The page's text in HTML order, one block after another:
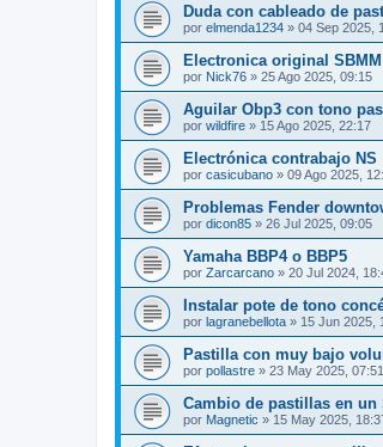
Duda con cableado de
por elmenda1234 » 04 Sep 2025,
Electronica original
por Nick76 » 25 Ago 2025, 09:15
Aguilar Obp3 con tono
por wildfire » 15 Ago 2025, 22:17
Electrónica contrabajo NS
por casicubano » 09 Ago 2025,
Problemas Fender
por dicon85 » 26 Jul 2025, 09:05
Yamaha BBP4 o BBP5
por Zarcarcano » 20 Jul 2024,
Instalar pote de tono
por lagranebellota » 15 Jun 2025,
Pastilla con muy bajo
por pollastre » 23 May 2025, 07:51
Cambio de pastillas en
por Magnetic » 15 May 2025,